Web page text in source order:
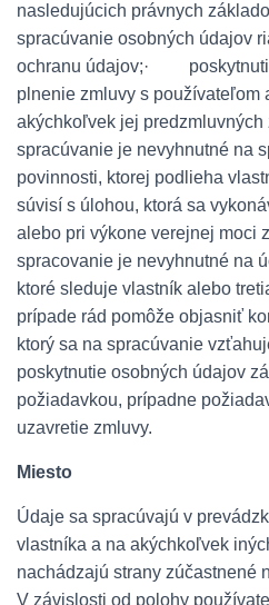
nasledujúcich právnych
spracúvanie osobných údajov
ochranu údajov;·
plnenie zmluvy s používateľom
akýchkoľvek jej
spracúvanie je nevyhnutné na
povinnosti, ktorej podlieha
súvisí s úlohou, ktorá sa
alebo pri výkone verejnej
spracovanie je nevyhnutné na
ktoré sleduje vlastník alebo
prípade rád pomôže objasniť
ktorý sa na spracúvanie
poskytnutie osobných údajov
požiadavkou, prípadne
uzavretie zmluvy.
Miesto
Údaje sa spracúvajú v
vlastníka a na akýchkoľvek
nachádzajú strany zúčastnené
V závislosti od polohy